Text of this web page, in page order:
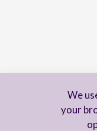
We
your